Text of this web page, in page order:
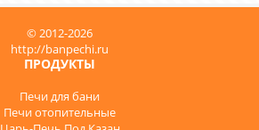
© 2012-2026
http://banpechi.ru
ПРОДУКТЫ
Печи для бани
Печи отопительные